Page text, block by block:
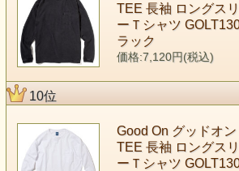
TEE 長袖 ロングス
ーＴシャツ
ラック
価格:7,120円(税込)
10位
Good On グッドオ
TEE 長袖 ロングス
ーＴシャツ